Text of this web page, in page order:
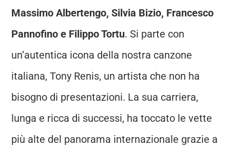
Massimo Albertengo, Silvia Bizio, Francesco
Pannofino e Filippo Tortu. Si parte con
un’autentica icona della nostra canzone
italiana, Tony Renis, un artista che non ha
bisogno di presentazioni. La sua carriera,
lunga e ricca di successi, ha toccato le vette
più alte del panorama internazionale grazie a